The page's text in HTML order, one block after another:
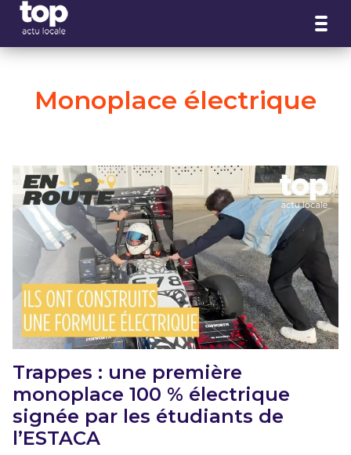
Monoplace électrique
Trappes : une première
monoplace 100 % électrique
signée par les étudiants de
l’ESTACA
Panneau de gestion des cookies